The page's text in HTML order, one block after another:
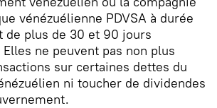
vénézuélienne PDVSA à durée
de plus de 30 et 90 jours
ne peuvent pas non plus
sur certaines dettes du
ni toucher de dividendes